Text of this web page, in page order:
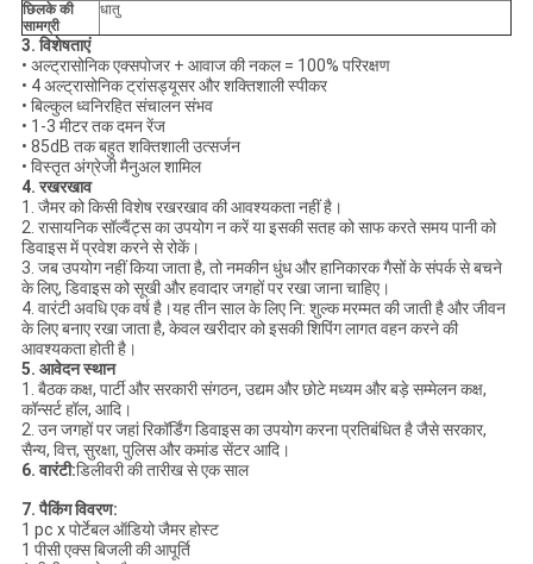
छिलके की
सामग्री
धातु
3. विशेषताएं
• अल्ट्रासोनिक एक्सपोजर + आवाज की नकल = 100% परिरक्षण
• 4 अल्ट्रासोनिक ट्रांसड्यूसर और शक्तिशाली स्पीकर
• बिल्कुल ध्वनिरहित संचालन संभव
• 1-3 मीटर तक दमन रेंज
• 85dB तक बहुत शक्तिशाली उत्सर्जन
• विस्तृत अंग्रेजी मैनुअल शामिल
4. रखरखाव
1. जैमर को किसी विशेष रखरखाव की आवश्यकता नहीं है।
2. रासायनिक सॉल्वैंट्स का उपयोग न करें या इसकी सतह को साफ करते समय पानी को
डिवाइस में प्रवेश करने से रोकें।
3. जब उपयोग नहीं किया जाता है, तो नमकीन धुंध और हानिकारक गैसों के संपर्क से बचने
के लिए, डिवाइस को सूखी और हवादार जगहों पर रखा जाना चाहिए।
4. वारंटी अवधि एक वर्ष है।यह तीन साल के लिए नि: शुल्क मरम्मत की जाती है और जीवन
के लिए बनाए रखा जाता है, केवल खरीदार को इसकी शिपिंग लागत वहन करने की
आवश्यकता होती है।
5. आवेदन स्थान
1. बैठक कक्ष, पार्टी और सरकारी संगठन, उद्यम और छोटे मध्यम और बड़े सम्मेलन कक्ष,
कॉन्सर्ट हॉल, आदि।
2. उन जगहों पर जहां रिकॉर्डिंग डिवाइस का उपयोग करना प्रतिबंधित है जैसे सरकार,
सैन्य, वित्त, सुरक्षा, पुलिस और कमांड सेंटर आदि।
6. वारंटी:डिलीवरी की तारीख से एक साल
7. पैकिंग विवरण:
1 pc x पोर्टेबल ऑडियो जैमर होस्ट
1 पीसी एक्स बिजली की आपूर्ति